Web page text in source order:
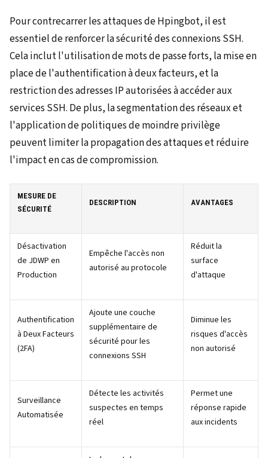
Pour contrecarrer les attaques de Hpingbot, il est
essentiel de renforcer la sécurité des connexions SSH.
Cela inclut l'utilisation de mots de passe forts, la mise en
place de l'authentification à deux facteurs, et la
restriction des adresses IP autorisées à accéder aux
services SSH. De plus, la segmentation des réseaux et
l'application de politiques de moindre privilège
peuvent limiter la propagation des attaques et réduire
l'impact en cas de compromission.
MESURE DE
SÉCURITÉ
DESCRIPTION AVANTAGES
Désactivation
de JDWP en
Production
Empêche l'accès non
autorisé au protocole
Réduit la
surface
d'attaque
Authentification
à Deux Facteurs
(2FA)
Ajoute une couche
supplémentaire de
sécurité pour les
connexions SSH
Diminue les
risques d'accès
non autorisé
Surveillance
Automatisée
Détecte les activités
suspectes en temps
réel
Permet une
réponse rapide
aux incidents